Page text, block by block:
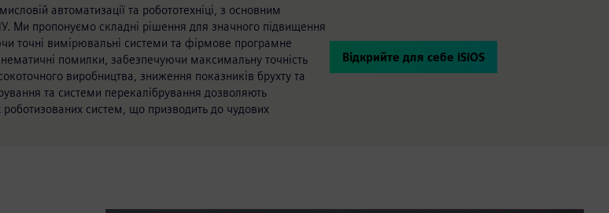
автоматизації та робототехніці, з основним
Ми пропонуємо складні рішення для значного підвищення
точні вимірювальні системи та фірмове програмне
помилки, забезпечуючи максимальну точність
виробництва, зниження показників брухту та
та системи перекалібрування дозволяють
роботизованих систем, що призводить до чудових
Відкрийте для себе iSiOS